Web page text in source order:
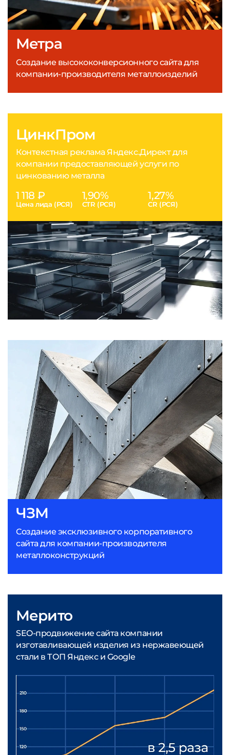
Метра
Создание высококонверсионного сайта для
компании-производителя металлоизделий
ЧЗМ
Создание эксклюзивного корпоративного
сайта для компании-производителя
металлоконструкций
ЦинкПром
Контекстная реклама Яндекс.Директ для
компании предоставляющей услуги по
цинкованию металла
1 118 ₽
Цена лида (РСЯ)
1,90%
CTR (РСЯ)
1,27%
CR (РСЯ)
Мерито
SEO-продвижение сайта компании
изготавливающей изделия из нержавеющей
стали в ТОП Яндекс и Google